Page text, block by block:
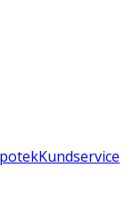
Kundservice